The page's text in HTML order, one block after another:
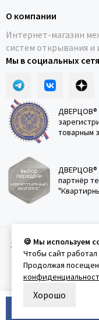
О компании
Интернет-магазин
систем открывания и
Мы в социальных
ДВЕРЦОВ®
товарным
ДВЕРЦОВ®
партнёр
2011-2026 © Дверцов.
🍪 Мы используем
Чтобы сайт
Продолжая
Хорошо